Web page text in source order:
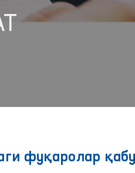
фуқаролар